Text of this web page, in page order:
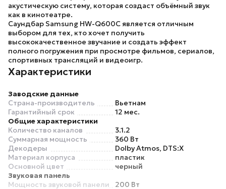
акустическую систему, которая создаст объёмный звук
как в кинотеатре.
Саундбар Samsung HW-Q600C является отличным
выбором для тех, кто хочет получить
высококачественное звучание и создать эффект
полного погружения при просмотре фильмов, сериалов,
спортивных трансляций и видеоигр.
Характеристики
Заводские данные
Страна-производитель
Вьетнам
Гарантийный срок
12 мес.
Общие характеристики
Количество каналов
3.1.2
Суммарная мощность
360 Вт
Декодеры
Dolby Atmos, DTS:X
Материал корпуса
пластик
Основной цвет
черный
Звуковая панель
Мощность звуковой панели
200 Вт